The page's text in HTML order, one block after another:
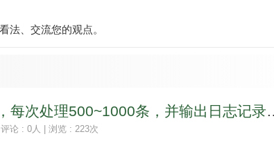
法、交流您的观点。
不锁表执行SQL语句，每
评论 : 0人 | 浏览 : 223次